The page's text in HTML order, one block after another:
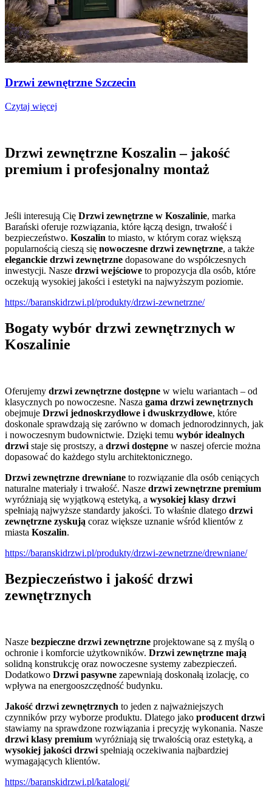
Drzwi zewnętrzne Szczecin
Czytaj więcej
Drzwi zewnętrzne Koszalin – jakość
premium i profesjonalny montaż
Jeśli interesują Cię Drzwi zewnętrzne w Koszalinie, marka
Barański oferuje rozwiązania, które łączą design, trwałość i
bezpieczeństwo. Koszalin to miasto, w którym coraz większą
popularnością cieszą się nowoczesne drzwi zewnętrzne, a także
eleganckie drzwi zewnętrzne dopasowane do współczesnych
inwestycji. Nasze drzwi wejściowe to propozycja dla osób, które
oczekują wysokiej jakości i estetyki na najwyższym poziomie.
https://baranskidrzwi.pl/produkty/drzwi-zewnetrzne/
Bogaty wybór drzwi zewnętrznych w
Koszalinie
Oferujemy drzwi zewnętrzne dostępne w wielu wariantach – od
klasycznych po nowoczesne. Nasza gama drzwi zewnętrznych
obejmuje Drzwi jednoskrzydłowe i dwuskrzydłowe, które
doskonale sprawdzają się zarówno w domach jednorodzinnych, jak
i nowoczesnym budownictwie. Dzięki temu wybór idealnych
drzwi staje się prostszy, a drzwi dostępne w naszej ofercie można
dopasować do każdego stylu architektonicznego.
Drzwi zewnętrzne drewniane to rozwiązanie dla osób ceniących
naturalne materiały i trwałość. Nasze drzwi zewnętrzne premium
wyróżniają się wyjątkową estetyką, a wysokiej klasy drzwi
spełniają najwyższe standardy jakości. To właśnie dlatego drzwi
zewnętrzne zyskują coraz większe uznanie wśród klientów z
miasta Koszalin.
https://baranskidrzwi.pl/produkty/drzwi-zewnetrzne/drewniane/
Bezpieczeństwo i jakość drzwi
zewnętrznych
Nasze bezpieczne drzwi zewnętrzne projektowane są z myślą o
ochronie i komforcie użytkowników. Drzwi zewnętrzne mają
solidną konstrukcję oraz nowoczesne systemy zabezpieczeń.
Dodatkowo Drzwi pasywne zapewniają doskonałą izolację, co
wpływa na energooszczędność budynku.
Jakość drzwi zewnętrznych to jeden z najważniejszych
czynników przy wyborze produktu. Dlatego jako producent drzwi
stawiamy na sprawdzone rozwiązania i precyzję wykonania. Nasze
drzwi klasy premium wyróżniają się trwałością oraz estetyką, a
wysokiej jakości drzwi spełniają oczekiwania najbardziej
wymagających klientów.
https://baranskidrzwi.pl/katalogi/